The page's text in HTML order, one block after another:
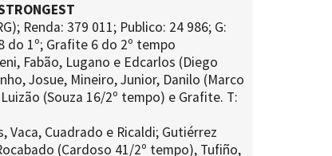
Renda: 379 011; Publico: 24 986; G:
do 1º; Grafite 6 do 2º tempo
Fabão, Lugano e Edcarlos (Diego
Josue, Mineiro, Junior, Danilo (Marco
(Souza 16/2º tempo) e Grafite. T:
Vaca, Cuadrado e Ricaldi; Gutiérrez
(Cardoso 41/2º tempo), Tufiño,